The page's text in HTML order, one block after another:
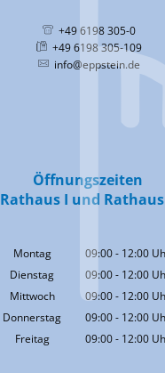
+49 6198 305-0
+49 6198 305-109
info@eppstein.de
Öffnungszeiten
Rathaus I und
Montag 09:00- 12:00
Von
Dienstag 09:00- 12:00
Von
Mittwoch 09:00- 12:00
Von
Donnerstag 09:00- 12:00
Von
Freitag 09:00- 12:00